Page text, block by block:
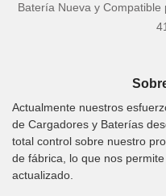
Batería Nueva y
Actualmente nuestros
de Cargadores y Baterías
total control sobre nuestro
de fábrica, lo que nos
actualizado.